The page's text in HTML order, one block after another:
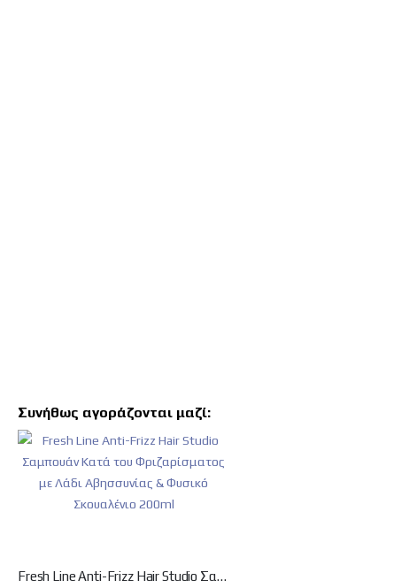
Συνήθως αγοράζονται μαζί:
Fresh Line Anti-Frizz Hair Studio Σαμπουάν Κατά του Φριζαρίσματος με Λάδι Αβησσυνίας & Φυσικό Σκουαλένιο 200ml